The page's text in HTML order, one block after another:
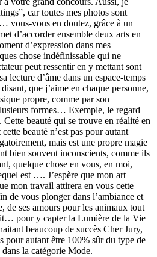
car toutes mes photos sont
vous-vous en doutez, grâce à un
d’accorder ensemble deux arts en
d’expression dans mes
chose indéfinissable qui ne
peut ressentir en y mettant sont
lecture d’âme dans un espace-temps
que j’aime en chaque personne,
propre, comme par son
formes… Exemple, le regard
beauté qui se trouve en réalité en
beauté n’est pas pour autant
mais est une propre magie
bien souvent inconscients, comme ils
quelque chose en vous, en moi,
est …. J’espère que mon art
mon travail attirera en vous cette
de vous plonger dans l’ambiance et
de ses amours pour les animaux tout
pour y capter la Lumière de la Vie
beaucoup de succès Cher Jury,
pour autant être 100% sûr du type de
la catégorie Mode.